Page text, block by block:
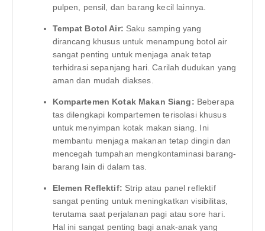
pulpen, pensil, dan barang kecil lainnya.
Tempat Botol Air: Saku samping yang
dirancang khusus untuk menampung botol air
sangat penting untuk menjaga anak tetap
terhidrasi sepanjang hari. Carilah dudukan yang
aman dan mudah diakses.
Kompartemen Kotak Makan Siang: Beberapa
tas dilengkapi kompartemen terisolasi khusus
untuk menyimpan kotak makan siang. Ini
membantu menjaga makanan tetap dingin dan
mencegah tumpahan mengkontaminasi barang-
barang lain di dalam tas.
Elemen Reflektif: Strip atau panel reflektif
sangat penting untuk meningkatkan visibilitas,
terutama saat perjalanan pagi atau sore hari.
Hal ini sangat penting bagi anak-anak yang